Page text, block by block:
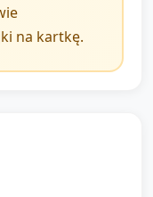
na kartkę.